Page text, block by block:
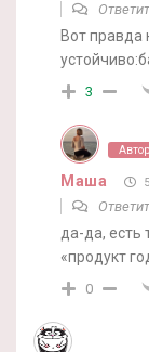
Вот
3
Автор
Маша
да-да, есть
«продукт
0